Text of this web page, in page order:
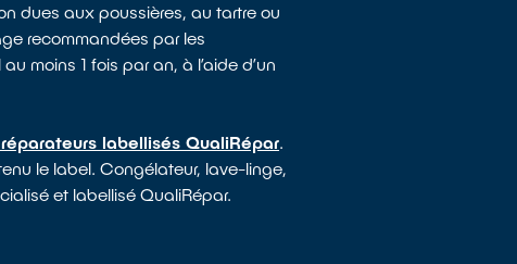
dues aux poussières, au tartre ou
recommandées par les
moins 1 fois par an, à l’aide d’un
labellisés QualiRépar.
le label. Congélateur, lave-linge,
et labellisé QualiRépar.